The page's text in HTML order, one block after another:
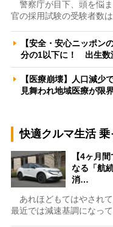
警察庁が目下、頭を悩
官の採用試験の受験者数
【安全・安心ニッポン
分の1以下に！ 出生
【医療崩壊】人口減少
見舞われ地域医療が
快適クルマ生活
【4ヶ月
なる「航
消…
あれほどもてはやされて
最近では減速基調になっ